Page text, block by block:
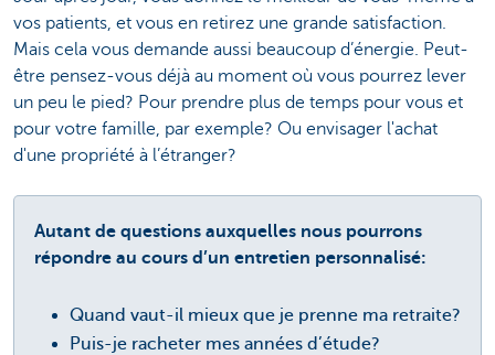
vos patients, et vous en retirez une grande satisfaction.
Mais cela vous demande aussi beaucoup d’énergie. Peut-
être pensez-vous déjà au moment où vous pourrez lever
un peu le pied? Pour prendre plus de temps pour vous et
pour votre famille, par exemple? Ou envisager l'achat
d'une propriété à l’étranger?
Autant de questions auxquelles nous pourrons
répondre au cours d’un entretien personnalisé:
Quand vaut-il mieux que je prenne ma retraite?
Puis-je racheter mes années d’étude?